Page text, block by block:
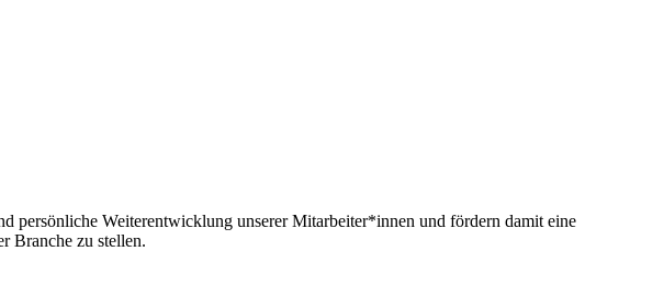
persönliche Weiterentwicklung unserer Mitarbeiter*innen und fördern damit eine
Branche zu stellen.